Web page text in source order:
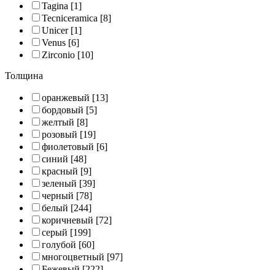
Tagina [1]
Tecniceramica [8]
Unicer[1]
Venus [6]
Zirconio [10]
Толщина
оранжевый [13]
бордовый [5]
желтый [8]
розовый [19]
фиолетовый [6]
синий [48]
красный [9]
зеленый [39]
черный [78]
белый [244]
коричневый [72]
серый [199]
голубой [60]
многоцветный [97]